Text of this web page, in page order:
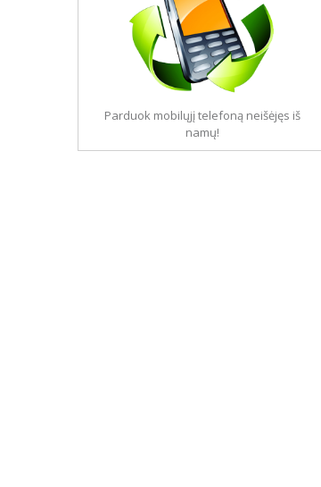
Parduok mobilųjį telefoną neišėjęs iš
namų!